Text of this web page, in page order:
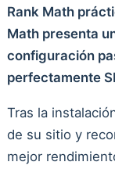
Rank Math
Math presenta
configuración
perfectamente
Tras la
de su sitio y
mejor